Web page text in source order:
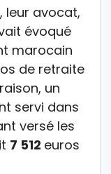
leur avocat,
évoqué
marocain
de retraite
un
servi dans
versé les
7 512 euros